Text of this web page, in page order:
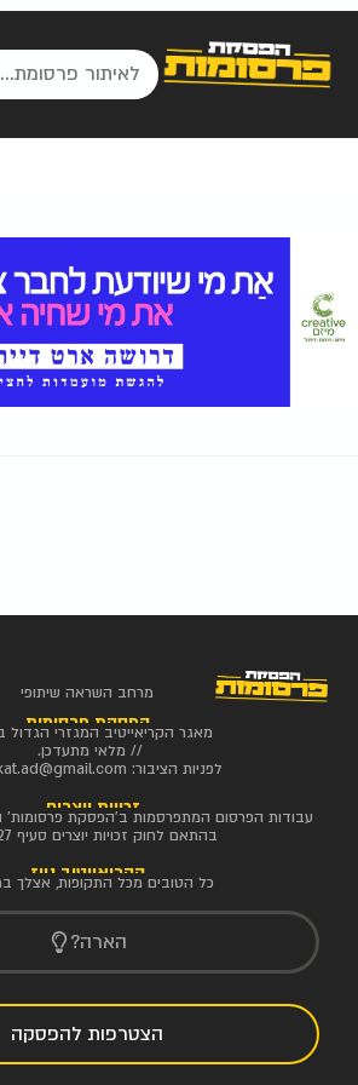
מרחב השראה שיתופי
הפסקת פרסומות
מאגר הקריאייטיב המגזרי הגדול
// מלאי מתעדכן.
לפניות הציבור:
זכויות יוצרים
עבודות הפרסום המתפרסמות ב'הפסקת פרסומות'
בהתאם לחוק זכויות יוצרים סעיף 27 א'
הקריאייטיב ניוז
כל הטובים מכל התקופות, אצלך
הארה?
הצטרפות להפסקה